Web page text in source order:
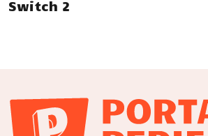
Switch 2